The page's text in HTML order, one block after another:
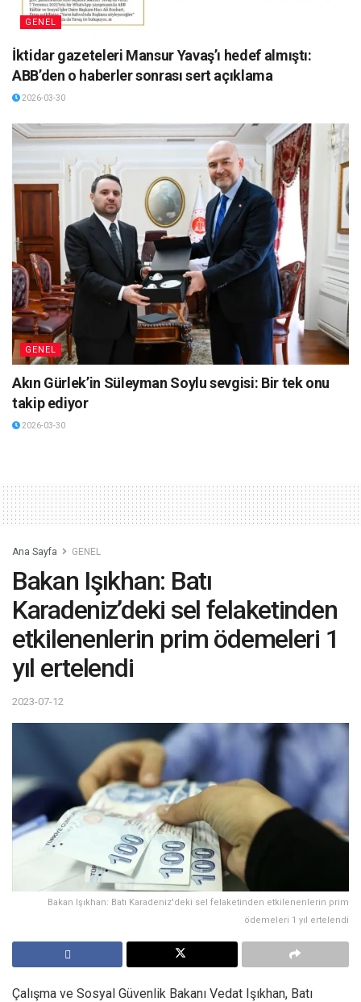
GENEL
İktidar gazeteleri Mansur Yavaş’ı hedef almıştı:
ABB’den o haberler sonrası sert açıklama
2026-03-30
GENEL
Akın Gürlek’in Süleyman Soylu sevgisi: Bir tek onu
takip ediyor
2026-03-30
Ana Sayfa GENEL
Bakan Işıkhan: Batı
Karadeniz’deki sel felaketinden
etkilenenlerin prim ödemeleri 1
yıl ertelendi
2023-07-12
Bakan Işıkhan: Batı Karadeniz'deki sel felaketinden etkilenenlerin prim
ödemeleri 1 yıl ertelendi
Çalışma ve Sosyal Güvenlik Bakanı Vedat Işıkhan, Batı